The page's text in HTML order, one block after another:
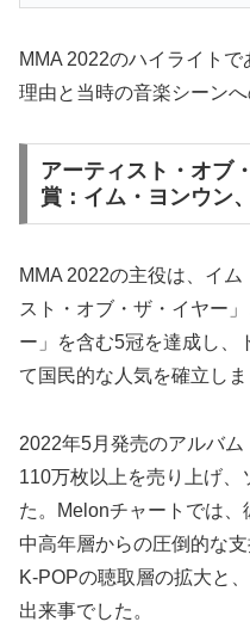
MMA 2022のハイライト
理由と当時の音楽シーン
アーティスト・オブ
賞：イム・ヨンウン
MMA 2022の主役は、イ
スト・オブ・ザ・イヤー
ー」を含む5冠を達成し、
て国民的な人気を確立しま
2022年5月発売のアルバ
110万枚以上を売り上げ、
た。Melonチャートでは
中高年層からの圧倒的な
K-POPの聴取層の拡大と
出来事でした。